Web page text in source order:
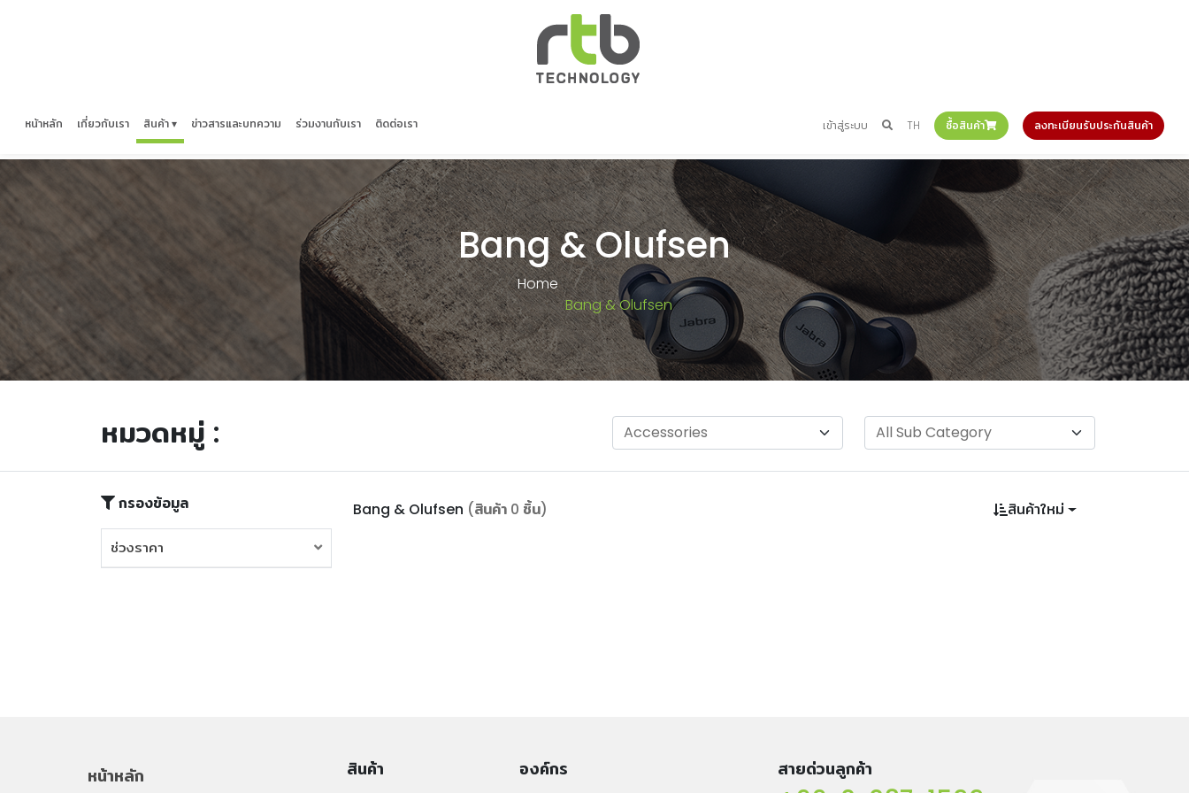
หน้าหลัก เกี่ยวกับเรา สินค้า ▾ ข่าวสารและบทความ ร่วมงานกับเรา ติดต่อเรา เข้าสู่ระบบ TH ซื้อสินค้า ลงทะเบียนรับประกันสินค้า
Bang & Olufsen
Home
Bang & Olufsen
หมวดหมู่ :
กรองข้อมูล
ช่วงราคา
Bang & Olufsen (สินค้า 0 ชิ้น) สินค้าใหม่
หน้าหลัก สินค้า องค์กร สายด่วนลูกค้า